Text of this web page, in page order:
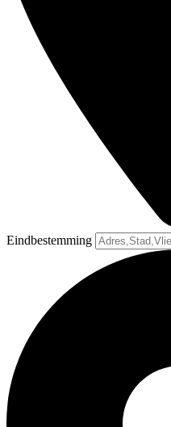
Eindbestemming